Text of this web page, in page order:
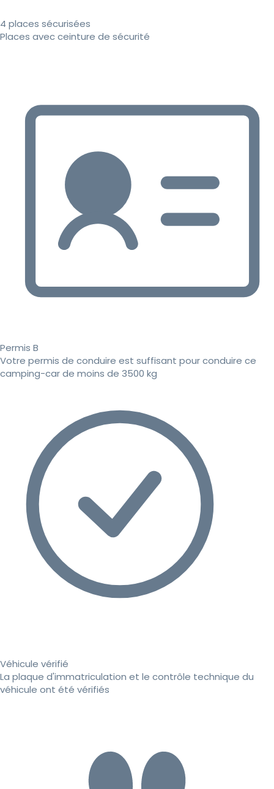
4 places sécurisées
Places avec ceinture de sécurité
Permis B
Votre permis de conduire est suffisant pour conduire ce
camping-car de moins de 3500 kg
Véhicule vérifié
La plaque d'immatriculation et le contrôle technique du
véhicule ont été vérifiés